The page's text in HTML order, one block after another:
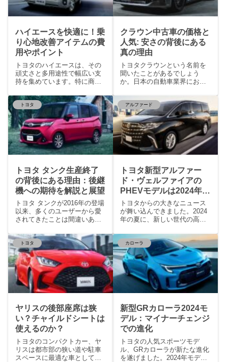
ハイエースを快適に！乗
り心地改善アイテムの費
用やポイント
トヨタのハイエースは、その
頑丈さと多用途性で幅広い支
持を集めています。特に商用
クラウン中古車の価格と
人気: 安さの背後にある
真の理由
トヨタクラウンという名前を
聞いたことがあるでしょう
か。日本の自動車業界におい
トヨタ
トヨタ タンク生産終了
の背後にある理由：後継
機への期待を解説と展望
トヨタ タンクが2016年の登場
以来、多くのユーザーから愛
されてきたことは間違いあり
アルファード
トヨタ新型アルファー
ド・ヴェルファイアの
PHEVモデルは2024年夏
ごろ登場か？
トヨタからの大きなニュース
が舞い込んできました。2024
年の夏に、新しい世代の高級
トヨタ
ヤリスの後部座席は狭
い？チャイルドシートは
使えるのか？
トヨタのコンパクトカー、ヤ
リスは都市部の狭い道や駐車
スペースに最適な車として多
カローラ
新型GRカローラ2024モ
デル：マイナーチェンジ
での進化
トヨタの人気スポーツモデ
ル、GRカローラが新たな進化
を遂げました。2024年モデル